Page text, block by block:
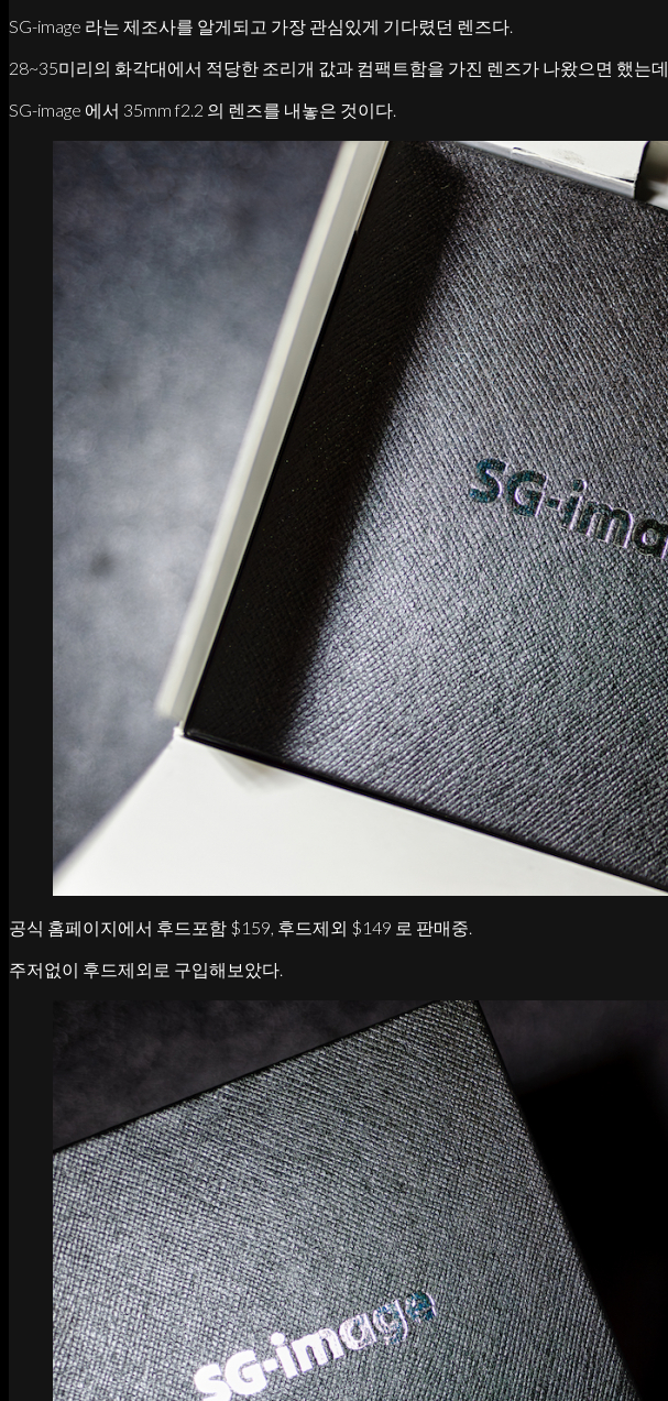
SG-image 라는 제조사를 알게되고 가장 관심있게 기다렸던 렌즈다.
28~35미리의 화각대에서 적당한 조리개 값과 컴팩트함을 가진 렌즈가 나왔으면 했는데
SG-image 에서 35mm f2.2 의 렌즈를 내놓은 것이다.
공식 홈페이지에서 후드포함 $159, 후드제외 $149 로 판매중.
주저없이 후드제외로 구입해보았다.